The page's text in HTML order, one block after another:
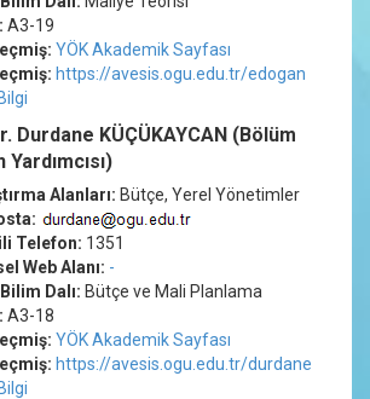
A3-19
YÖK Akademik Sayfası
https://avesis.ogu.edu.tr/edogan
Durdane KÜÇÜKAYCAN (Bölüm
Yardımcısı)
Alanları: Bütçe, Yerel Yönetimler
Telefon: 1351
Web Alanı: -
Dalı: Bütçe ve Mali Planlama
A3-18
YÖK Akademik Sayfası
https://avesis.ogu.edu.tr/durdane